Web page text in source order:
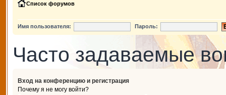
Список форумов
Имя пользователя: Пароль:
Часто задаваемые
Вход на конференцию и регистрация
Почему я не могу войти?